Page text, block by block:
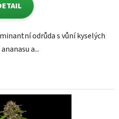
odrůda s vůní kyselých
a...